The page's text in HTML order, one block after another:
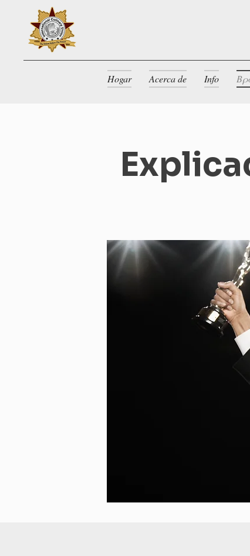
Hogar Acerca de Info